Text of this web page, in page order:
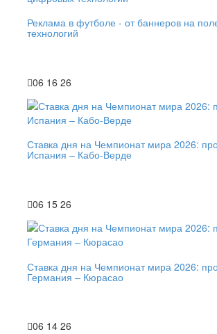
Реклама в футболе - от баннеров на
технологий
06 16 26
Ставка дня на Чемпионат мира 2026:
Испания – Кабо-Верде
06 15 26
Ставка дня на Чемпионат мира 2026:
Германия – Кюрасао
06 14 26